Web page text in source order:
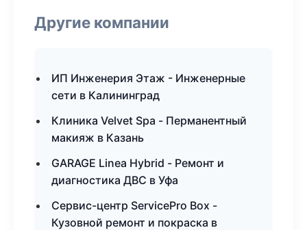
Другие компании
ИП Инженерия Этаж - Инженерные
сети в Калининград
Клиника Velvet Spa - Перманентный
макияж в Казань
GARAGE Linea Hybrid - Ремонт и
диагностика ДВС в Уфа
Сервис-центр ServicePro Box -
Кузовной ремонт и покраска в